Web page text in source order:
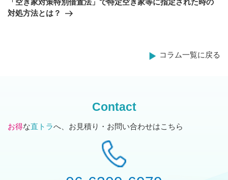
ビ
「空き家対策特別借置法」で特定空き家等に指定された時の
対処方法とは？
コラム一覧に戻る
Contact
お得な直トラへ、お見積り・お問い合わせはこちら